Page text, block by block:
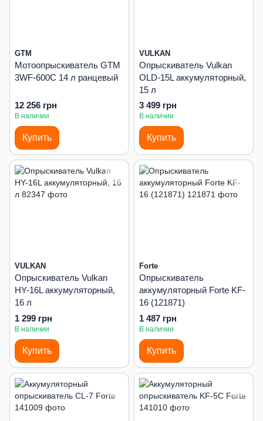
GTM
Мотоопрыскиватель GTM
3WF-600C 14 л ранцевый
12 256 грн
В наличии
Купить
VULKAN
Опрыскиватель Vulkan
OLD-15L аккумуляторный,
15 л
3 499 грн
В наличии
Купить
VULKAN
Опрыскиватель Vulkan
HY-16L аккумуляторный,
16 л
1 299 грн
В наличии
Купить
Forte
Опрыскиватель
аккумуляторный Forte KF-
16 (121871)
1 487 грн
В наличии
Купить